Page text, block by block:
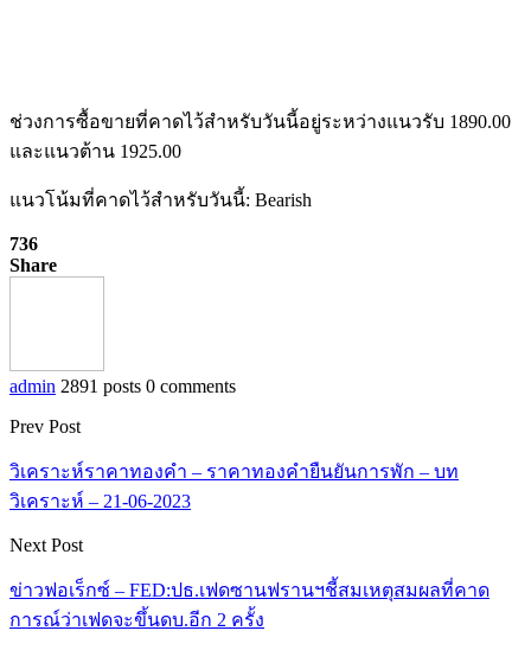
ช่วงการซื้อขายที่คาดไว้สำหรับวันนี้อยู่ระหว่างแนวรับ 1890.00
และแนวต้าน 1925.00
แนวโน้มที่คาดไว้สำหรับวันนี้: Bearish
736
Share
admin 2891 posts 0 comments
Prev Post
วิเคราะห์ราคาทองคำ – ราคาทองคำยืนยันการพัก – บท
วิเคราะห์ – 21-06-2023
Next Post
ข่าวฟอเร็กซ์ – FED:ปธ.เฟดซานฟรานฯชี้สมเหตุสมผลที่คาด
การณ์ว่าเฟดจะขึ้นดบ.อีก 2 ครั้ง